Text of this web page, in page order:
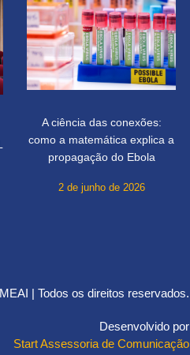
A ciência das conexões:
como a matemática explica a
propagação do Ebola
2 de junho de 2026
| Todos os direitos reservados.
Desenvolvido por
Start Assessoria de Comunicação